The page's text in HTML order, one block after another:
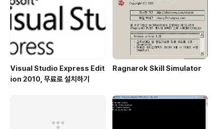
Visual Studio Express Edit
ion 2010, 무료로 설치하기
Ragnarok Skill Simulator